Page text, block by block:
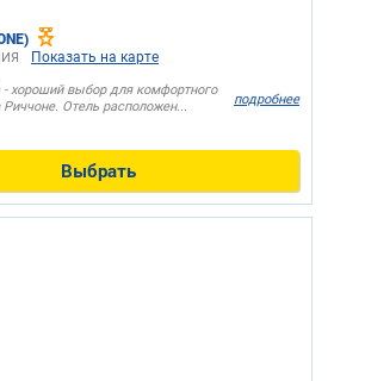
Показать на карте
- хороший выбор для комфортного
Отель расположен...
подробнее
Выбрать